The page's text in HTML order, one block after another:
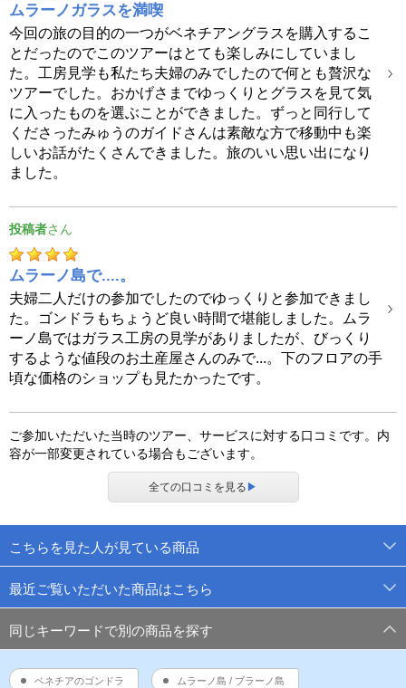
ムラーノガラスを満喫
今回の旅の目的の一つがベネチアングラスを購入するこ
とだったのでこのツアーはとても楽しみにしていまし
た。工房見学も私たち夫婦のみでしたので何とも贅沢な
ツアーでした。おかげさまでゆっくりとグラスを見て気
に入ったものを選ぶことができました。ずっと同行して
くださったみゅうのガイドさんは素敵な方で移動中も楽
しいお話がたくさんできました。旅のいい思い出になり
ました。
投稿者
ムラーノ島で....。
夫婦二人だけの参加でしたのでゆっくりと参加できまし
た。ゴンドラもちょうど良い時間で堪能しました。ムラ
ーノ島ではガラス工房の見学がありましたが、びっくり
するような値段のお土産屋さんのみで...。下のフロアの手
頃な価格のショップも見たかったです。
ご参加いただいた当時のツアー、サービスに対する口コミです。内
容が一部変更されている場合もございます。
全ての口コミを見る ▶
こちらを見た人が見ている商品
最近ご覧いただいた商品はこちら
同じキーワードで別の商品を探す
ベネチアのゴンドラ ムラーノ島 / ブラーノ島